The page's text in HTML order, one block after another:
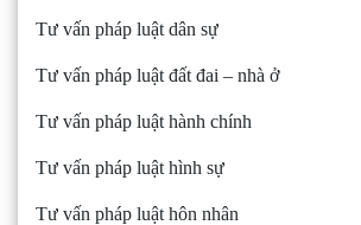
Tư vấn pháp luật dân sự
Tư vấn pháp luật đất đai – nhà ở
Tư vấn pháp luật hành chính
Tư vấn pháp luật hình sự
Tư vấn pháp luật hôn nhân